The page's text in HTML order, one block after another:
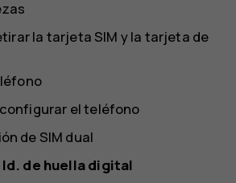
la tarjeta SIM y la tarjeta de
el teléfono
de SIM dual
de huella digital